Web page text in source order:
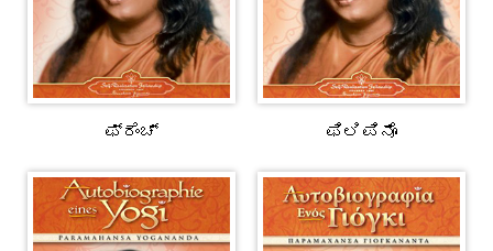
ಫ್ರೆಂಚ್ ಫಿಲಿಪಿನೊ